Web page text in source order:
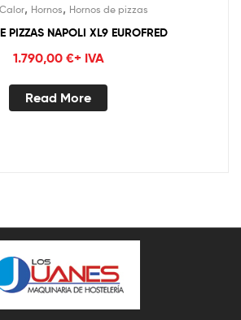
, Hornos, Hornos de pizzas
PIZZAS NAPOLI XL9 EUROFRED
1.790,00 €+ IVA
Read More